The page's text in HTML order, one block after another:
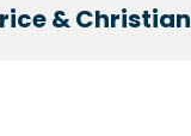
& Christian